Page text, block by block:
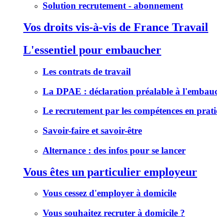
Solution recrutement - abonnement
Vos droits vis-à-vis de France Travail
L'essentiel pour embaucher
Les contrats de travail
La DPAE : déclaration préalable à
Le recrutement par les compétences en
Savoir-faire et savoir-être
Alternance : des infos pour se lancer
Vous êtes un particulier employeur
Vous cessez d'employer à domicile
Vous souhaitez recruter à domicile ?